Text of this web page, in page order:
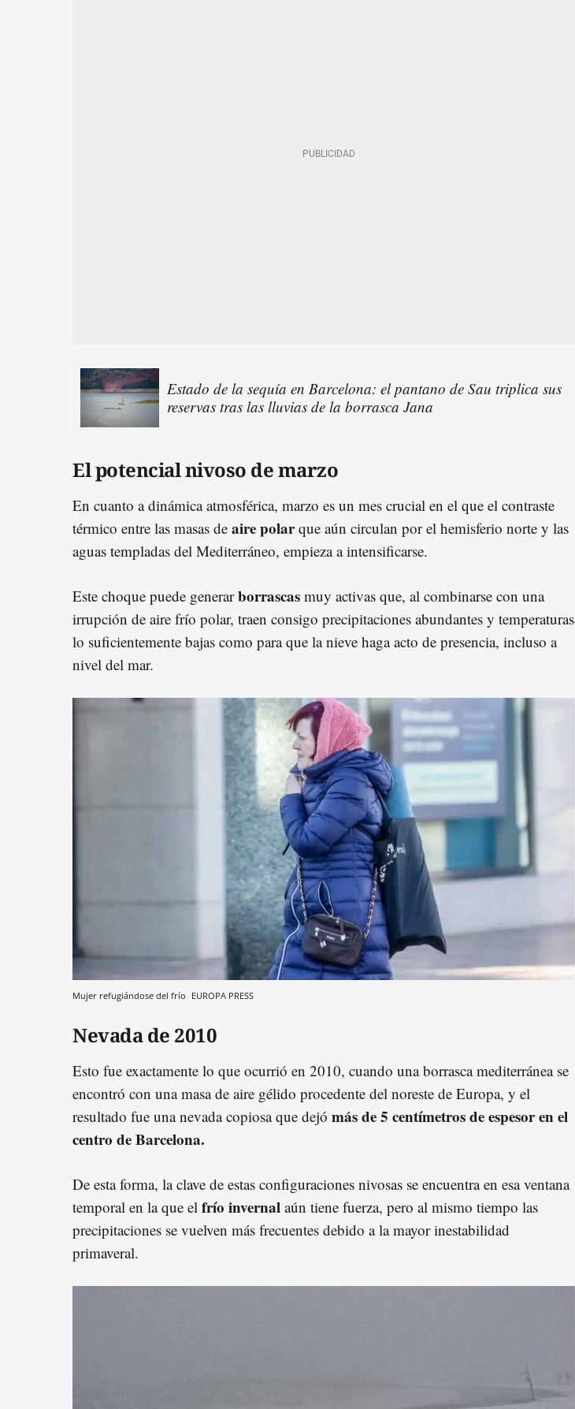
Estado de la sequía en Barcelona: el pantano de Sau triplica sus
reservas tras las lluvias de la borrasca Jana
El potencial nivoso de marzo
En cuanto a dinámica atmosférica, marzo es un mes crucial en el que el contraste
térmico entre las masas de aire polarque aún circulan por el hemisferio norte y las
aguas templadas del Mediterráneo, empieza a intensificarse.
Este choque puede generarborrascas muy activas que, al combinarse con una
irrupción de aire frío polar, traen consigo precipitaciones abundantes y temperaturas
lo suficientemente bajas como para que la nieve haga acto de presencia, incluso a
nivel del mar.
Mujer refugiándose del frío EUROPA PRESS
Nevada de 2010
Esto fue exactamente lo que ocurrió en 2010, cuando una borrasca mediterránea se
encontró con una masa de aire gélido procedente del noreste de Europa, y el
resultado fue una nevada copiosa que dejó más de 5 centímetros de espesor en el
centro de Barcelona.
De esta forma, la clave de estas configuraciones nivosas se encuentra en esa ventana
temporal en la que el frío invernal aún tiene fuerza, pero al mismo tiempo las
precipitaciones se vuelven más frecuentes debido a la mayor inestabilidad
primaveral.